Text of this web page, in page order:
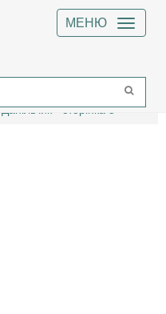
МЕНЮ
- сторінка 5